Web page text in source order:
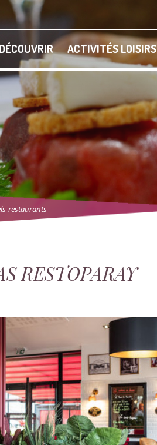
DÉCOUVRIR ACTIVITÉS LOISIRS
restaurants
RESTOPARAY